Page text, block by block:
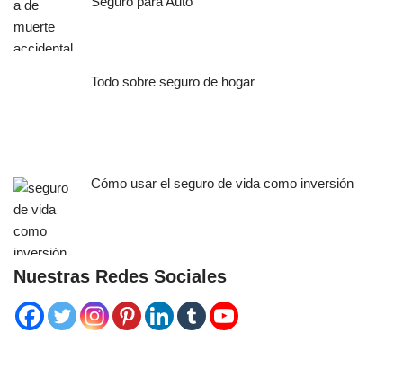
Todo sobre seguro de hogar
Cómo usar el seguro de vida como inversión
Nuestras Redes Sociales